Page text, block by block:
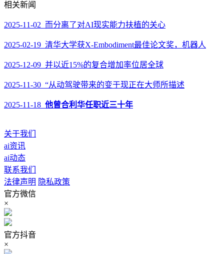
相关新闻
2025-11-02 而分离了对AI现实能力扶植的关心
2025-02-19 清华大学获X-Embodiment最佳论文奖，机器人
2025-12-09 并以近15%的复合增加率位居全球
2025-11-30 “从动驾驶带来的变于现正在大师所描述
2025-11-18 他曾合利华任职近三十年
关于我们
ai资讯
ai动态
联系我们
法律声明 隐私政策
官方微信
×
官方抖音
×